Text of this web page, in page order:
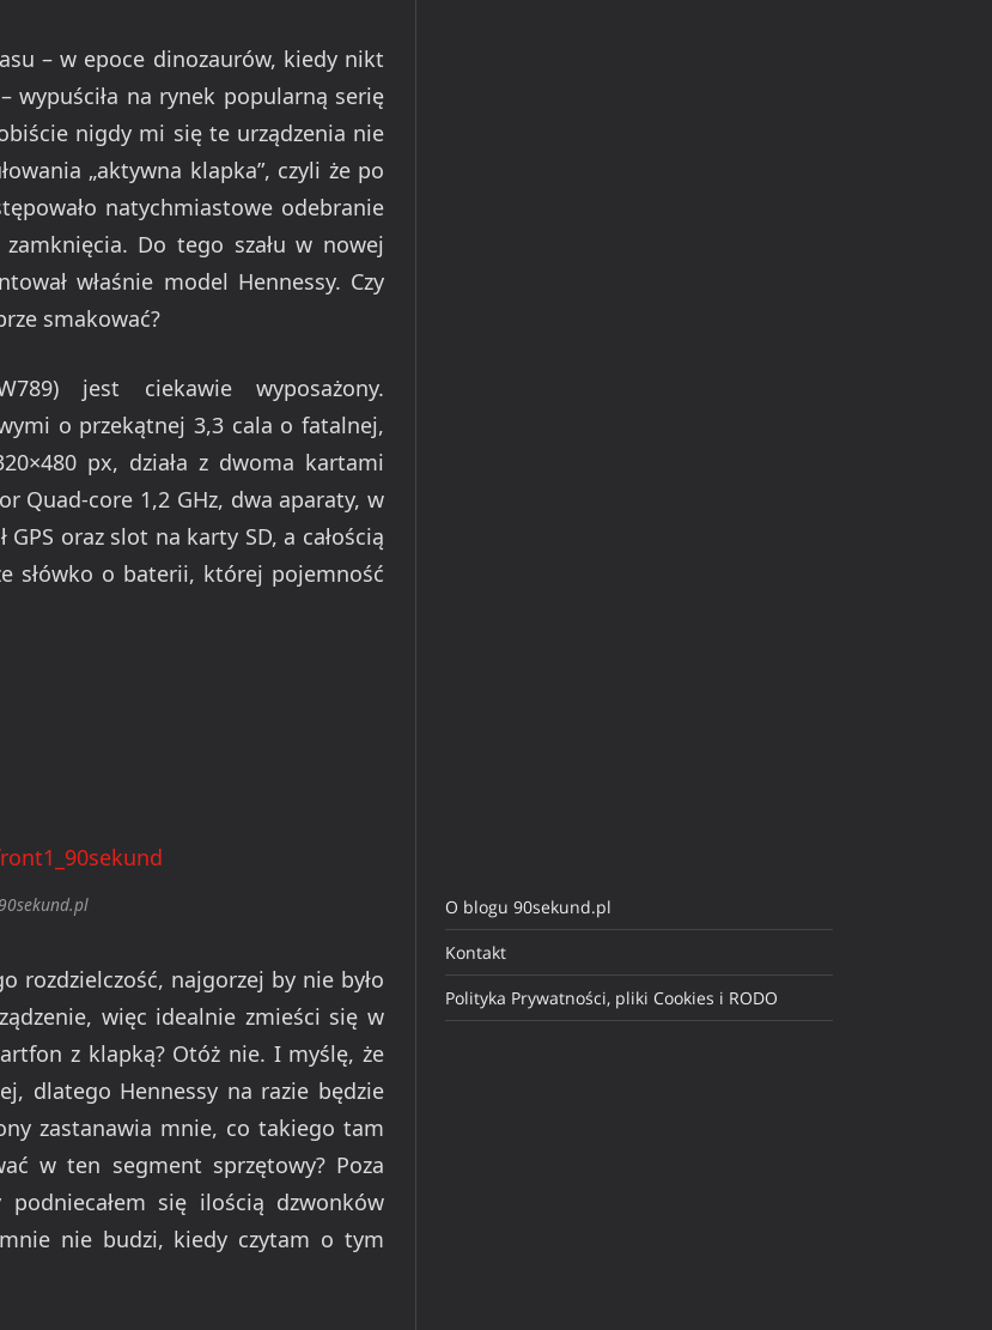
– w epoce dinozaurów, kiedy nikt
wypuściła na rynek popularną serię
nigdy mi się te urządzenia nie
„aktywna klapka”, czyli że po
natychmiastowe odebranie
Do tego szału w nowej
właśnie model Hennessy. Czy
smakować?
jest ciekawie wyposażony.
o przekątnej 3,3 cala o fatalnej,
px, działa z dwoma kartami
Quad-core 1,2 GHz, dwa aparaty, w
oraz slot na karty SD, a całością
słówko o baterii, której pojemność
rozdzielczość, najgorzej by nie było
więc idealnie zmieści się w
z klapką? Otóż nie. I myślę, że
dlatego Hennessy na razie będzie
zastanawia mnie, co takiego tam
w ten segment sprzętowy? Poza
się ilością dzwonków
nie budzi, kiedy czytam o tym
O blogu 90sekund.pl
Kontakt
Polityka Prywatności, pliki Cookies i RODO